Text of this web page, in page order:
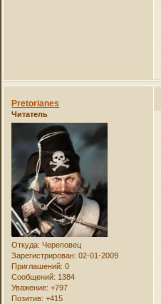
Pretorianes
Читатель
Откуда: Череповец
Зарегистрирован: 02-01-2009
Приглашений: 0
Сообщений: 1384
Уважение: +797
Позитив: +415